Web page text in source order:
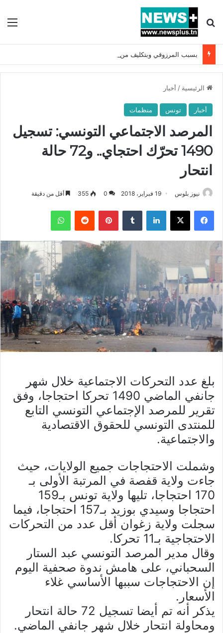
بحث عن
الرئيسية / أخبار
أخبار تونس منظمات
المرصد الاجتماعي التونسي: تسجيل
1490 تحرّك احتجاي.. و72 حالة
انتحار
نيوز بلوس 19 فبراير، 2018 0
355 أقل من دقيقة
فيسبوك X لينكدإن بينتيريست واتساب
بلغ عدد التحركات الاجتماعية خلال شهر
جانفي الماضي 1490 تحركا احتجاجا، وفق
تقرير للمرصد الإجتماعي التونسي التابع
للمنتدى التونسي للحقوق الاقتصادية
والاجتماعية.
وشملت الاحتجاجات جميع الولايات، حيث
جاءت ولاية قفصة في المرتبة الأولى بـ
170 احتجاجا، تليها ولاية تونس بـ159
احتجاجا وسيدي بوزيد بـ157 احتجاجا، فيما
سجلت ولاية زغوان أقل عدد من التحركات
الاحتجاجية بـ11 تحركا.
وقال مدير المرصد التونسي عبد الستار
السحباني، على هامش ندوة صحفية اليوم
إن الاحتجاجات سببها الأساسي غلاء
الأسعار.
يذكر أنه تم أيضا تسجيل 72 حالة انتحار
ومحاولة انتحار خلال شهر جانفي الماضي.